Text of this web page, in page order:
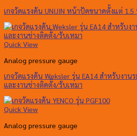
เกจวัดแรงดัน UNIJIN หน้าปัดขนาดตั้งแต่ 1.5
Quick View
Analog pressure gauge
เกจวัดแรงดัน Weksler รุ่น EA14 สำหรับงาน
และงานช่างติดตั้ง/รับเหมา
Quick View
Analog pressure gauge